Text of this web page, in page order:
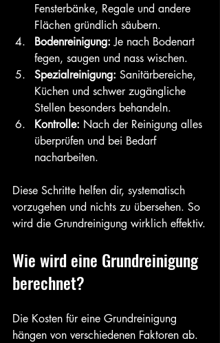
Fensterbänke, Regale und andere
Flächen gründlich säubern.
Bodenreinigung: Je nach Bodenart
fegen, saugen und nass wischen.
Spezialreinigung: Sanitärbereiche,
Küchen und schwer zugängliche
Stellen besonders behandeln.
Kontrolle: Nach der Reinigung alles
überprüfen und bei Bedarf
nacharbeiten.
Diese Schritte helfen dir, systematisch
vorzugehen und nichts zu übersehen. So
wird die Grundreinigung wirklich effektiv.
Wie wird eine Grundreinigung
berechnet?
Die Kosten für eine Grundreinigung
hängen von verschiedenen Faktoren ab.